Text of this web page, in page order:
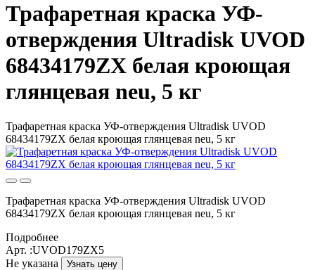
Трафаретная краска УФ-
отверждения Ultradisk UVOD
68434179ZX белая кроющая
глянцевая neu, 5 кг
Трафаретная краска УФ-отверждения Ultradisk UVOD
68434179ZX белая кроющая глянцевая neu, 5 кг
Трафаретная краска УФ-отверждения Ultradisk UVOD
68434179ZX белая кроющая глянцевая neu, 5 кг
Подробнее
Арт. :UVOD179ZX5
Не указана
Узнать цену